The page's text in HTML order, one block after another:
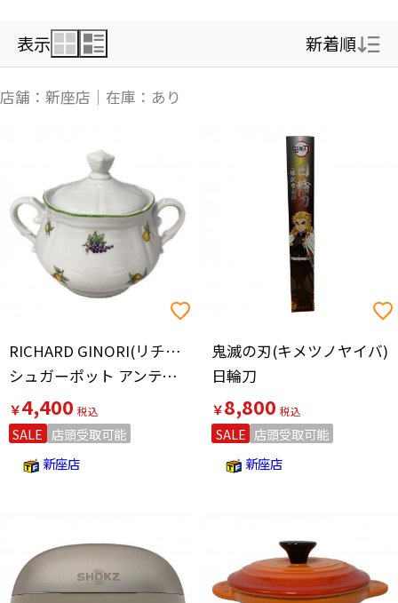
表示 新着順
価格の安い順
価格の高い順
店舗：新座店｜在庫：あり
RICHARD GINORI(リチャードジノリ)
シュガーポット アンティコ・エデン
￥4,400
SALE 店頭受取可能
新座店
鬼滅の刃(キメツノヤイバ)
日輪刀
￥8,800
SALE 店頭受取可能
新座店